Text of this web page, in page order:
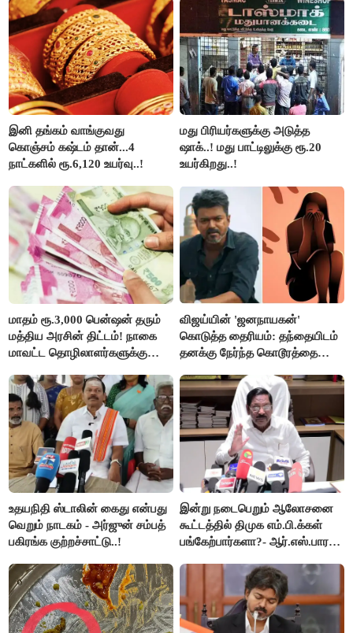
பங்கேற்பார்கள் - மாணிக்கம்
தாகூர்..!!
இனி தங்கம் வாங்குவது
கொஞ்சம் கஷ்டம் தான்...4
நாட்களில் ரூ.6,120 உயர்வு..!
மது பிரியர்களுக்கு அடுத்த
ஷாக்..! மது பாட்டிலுக்கு ரூ.20
உயர்கிறது..!
மாதம் ரூ.3,000 பென்ஷன் தரும்
மத்திய அரசின் திட்டம்! நாகை
மாவட்ட தொழிலாளர்களுக்கு
செய்தி!
விஜய்யின் 'ஜனநாயகன்'
கொடுத்த தைரியம்: தந்தையிடம்
தனக்கு நேர்ந்த கொடூரத்தை
உதயநிதி ஸ்டாலின் கைது என்பது
வெறும் நாடகம் - அர்ஜுன் சம்பத்
பகிரங்க குற்றச்சாட்டு..!
இன்று நடைபெறும் ஆலோசனை
கூட்டத்தில் திமுக எம்.பி.க்கள்
பங்கேற்பார்களா?- ஆர்.எஸ்.பாரதி